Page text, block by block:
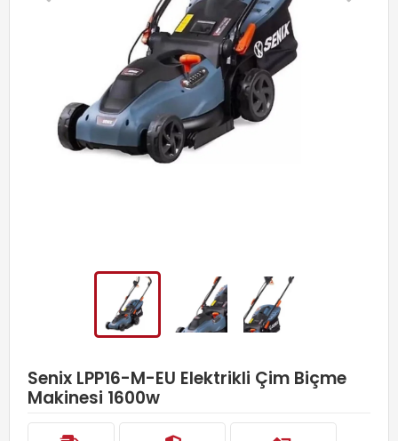
Senix LPP16-M-EU Elektrikli Çim Biçme
Makinesi 1600w